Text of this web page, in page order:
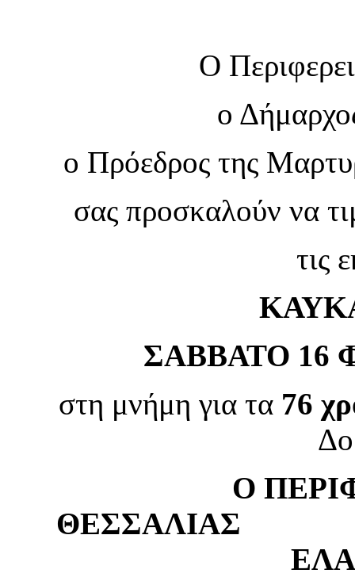
Ο
ο
ο Πρόεδρος της
σας προσκαλούν να
τις
ΣΑΒΒΑΤΟ 16
στη μνήμη για τα 76
Ο